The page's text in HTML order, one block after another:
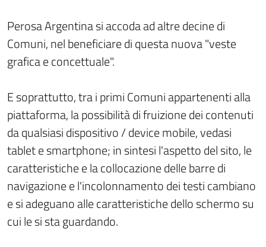
Perosa Argentina si accoda ad altre decine di
Comuni, nel beneficiare di questa nuova "veste
grafica e concettuale".
E soprattutto, tra i primi Comuni appartenenti alla
piattaforma, la possibilità di fruizione dei contenuti
da qualsiasi dispositivo / device mobile, vedasi
tablet e smartphone; in sintesi l'aspetto del sito, le
caratteristiche e la collocazione delle barre di
navigazione e l'incolonnamento dei testi cambiano
e si adeguano alle caratteristiche dello schermo su
cui le si sta guardando.